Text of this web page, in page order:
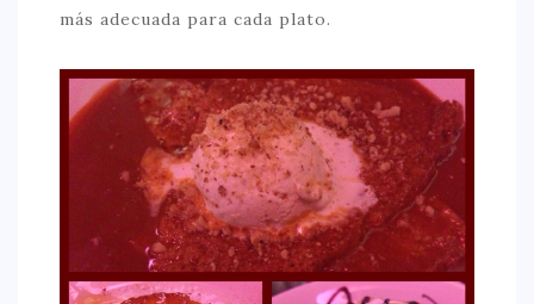
más adecuada para cada plato.